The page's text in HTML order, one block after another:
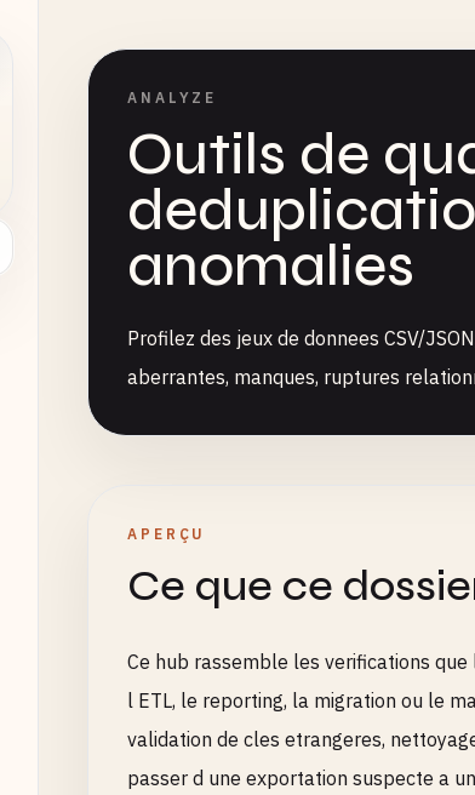
ANALYZE
Outils de
anomalies
Profilez des jeux de donnees CSV/
aberrantes, manques, ruptures
APERÇU
Ce que ce
Ce hub rassemble les verifications
l ETL, le reporting, la migration ou le
validation de cles etrangeres,
passer d une exportation suspecte a